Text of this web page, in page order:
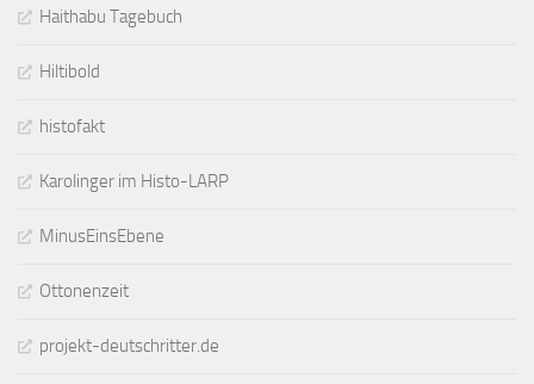
Haithabu Tagebuch
Hiltibold
histofakt
Karolinger im Histo-LARP
MinusEinsEbene
Ottonenzeit
projekt-deutschritter.de